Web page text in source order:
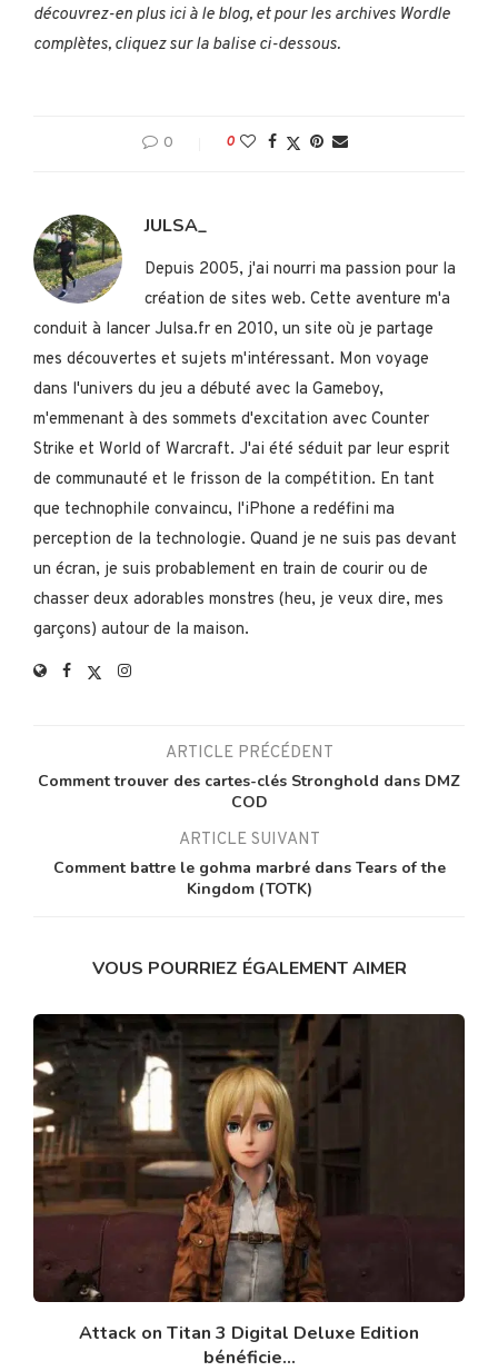
découvrez-en plus ici à le blog, et pour les archives Wordle
complètes, cliquez sur la balise ci-dessous.
0 0
JULSA_
Depuis 2005, j'ai nourri ma passion pour la
création de sites web. Cette aventure m'a
conduit à lancer Julsa.fr en 2010, un site où je partage
mes découvertes et sujets m'intéressant. Mon voyage
dans l'univers du jeu a débuté avec la Gameboy,
m'emmenant à des sommets d'excitation avec Counter
Strike et World of Warcraft. J'ai été séduit par leur esprit
de communauté et le frisson de la compétition. En tant
que technophile convaincu, l'iPhone a redéfini ma
perception de la technologie. Quand je ne suis pas devant
un écran, je suis probablement en train de courir ou de
chasser deux adorables monstres (heu, je veux dire, mes
garçons) autour de la maison.
ARTICLE PRÉCÉDENT
Comment trouver des cartes-clés Stronghold dans DMZ
COD
ARTICLE SUIVANT
Comment battre le gohma marbré dans Tears of the
Kingdom (TOTK)
VOUS POURRIEZ ÉGALEMENT AIMER
Attack on Titan 3 Digital Deluxe Edition
bénéficie...